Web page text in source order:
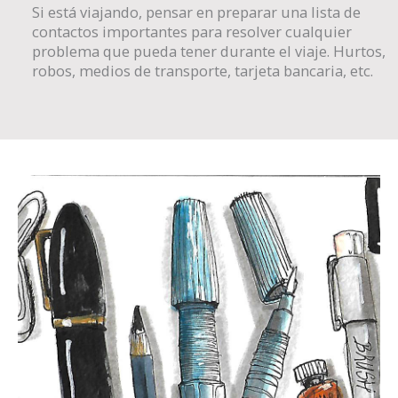
Si está viajando, pensar en preparar una lista de
contactos importantes para resolver cualquier
problema que pueda tener durante el viaje. Hurtos,
robos, medios de transporte, tarjeta bancaria, etc.